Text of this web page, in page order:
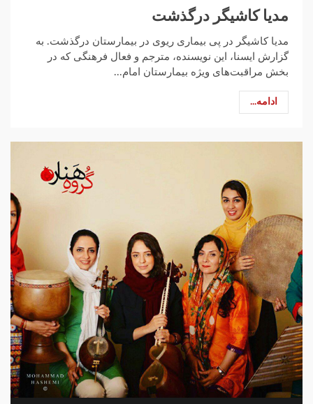
مدیا کاشیگر درگذشت
مدیا کاشیگر در پی بیماری ریوی در بیمارستان درگذشت. به
گزارش ایسنا، این نویسنده، مترجم و فعال فرهنگی که در
بخش مراقبت‌های ویژه بیمارستان امام...
ادامه...